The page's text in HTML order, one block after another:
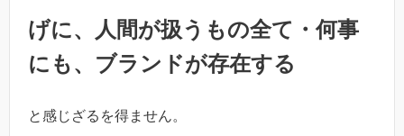
げに、人間が扱うもの全て・何事
にも、ブランドが存在する
と感じざるを得ません。